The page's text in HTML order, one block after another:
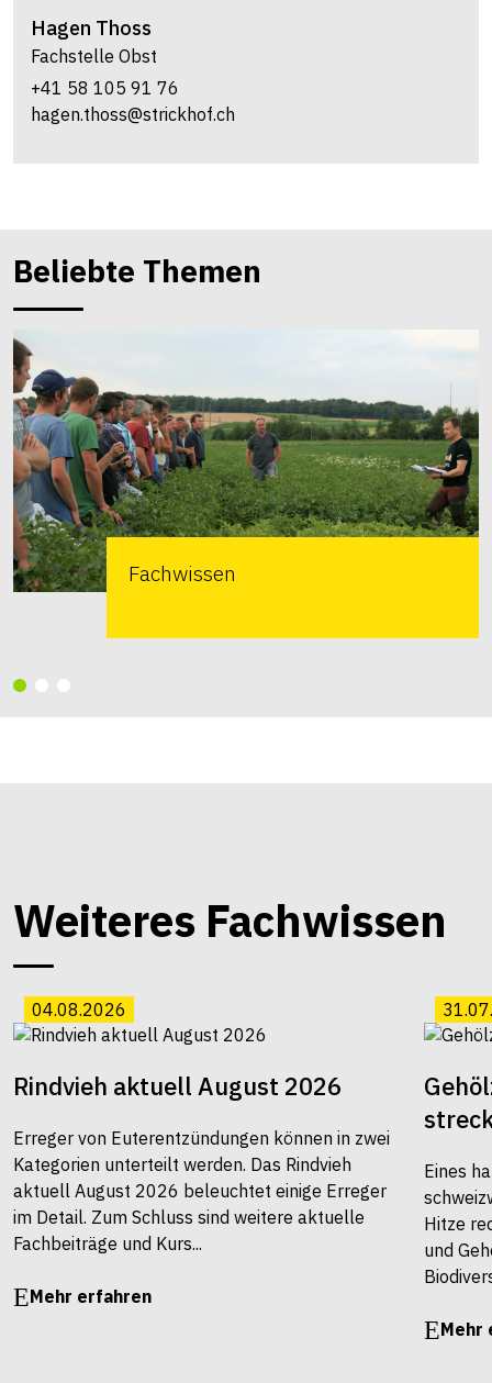
Hagen Thoss
Fachstelle Obst
+41 58 105 91 76
hagen.thoss@strickhof.ch
Beliebte Themen
Fachwissen
Weiteres Fachwissen
04.08.2026
Rindvieh aktuell August 2026
Erreger von Euterentzündungen können in zwei
Kategorien unterteilt werden. Das Rindvieh
aktuell August 2026 beleuchtet einige Erreger
im Detail. Zum Schluss sind weitere aktuelle
Fachbeiträge und Kurs...
Mehr erfahren
Eines
Hitze
und
Mehr